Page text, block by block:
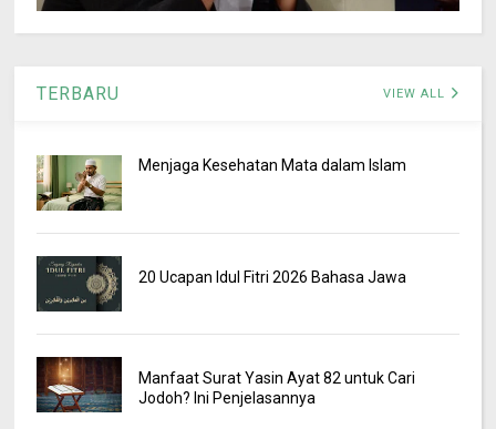
TERBARU VIEW ALL
Menjaga Kesehatan Mata dalam Islam
20 Ucapan Idul Fitri 2026 Bahasa Jawa
Manfaat Surat Yasin Ayat 82 untuk Cari
Jodoh? Ini Penjelasannya